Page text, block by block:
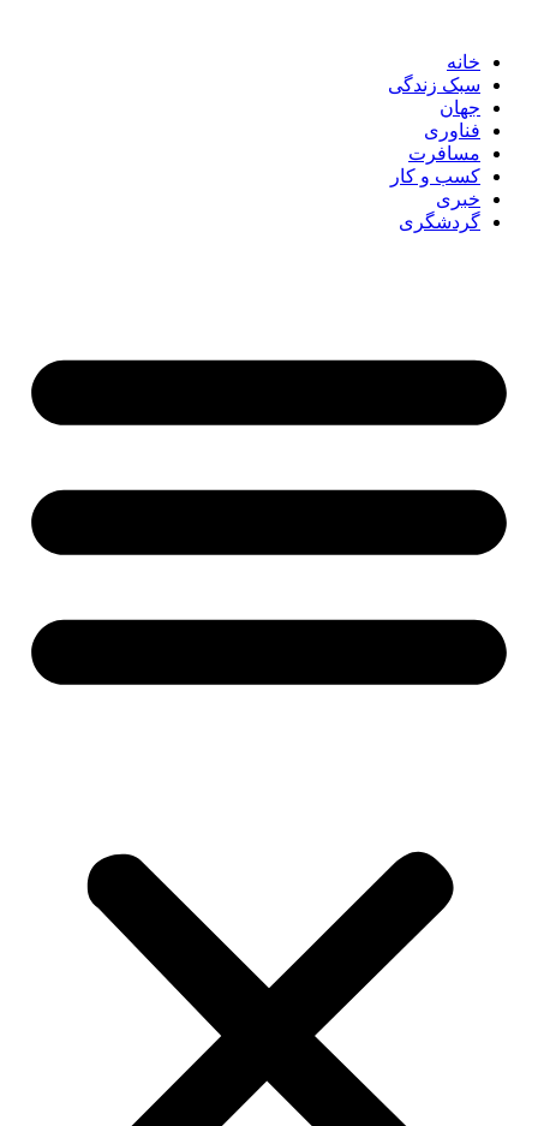
محتوا
خانه
سبک زندگی
جهان
فناوری
مسافرت
کسب و کار
خبری
گردشگری